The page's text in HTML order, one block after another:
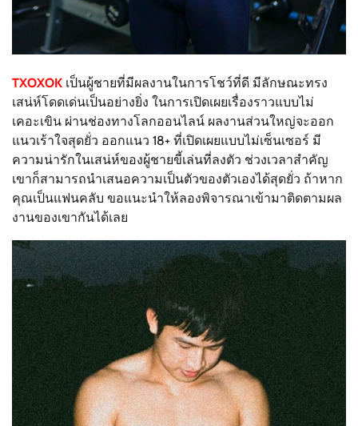
TXOXOK เป็นผู้ชายที่มีผลงานในการโชว์ที่ดี มีลักษณะทรง
เสน่ห์โดดเด่นเป็นอย่างยิ่ง ในการเปิดเผยเรื่องราวแบบไม่
เคอะเขิน ผ่านช่องทางโลกออนไลน์ ผลงานส่วนใหญ่จะออก
แนวเร้าใจสุดยั่ว ออกแนว 18+ ที่เปิดเผยแบบไม่เซ็นเซอร์ มี
ความน่ารักในเสน่ห์ของผู้ชายขี้เล่นที่ลงตัว ช่วงเวลาสำคัญ
เขาก็สามารถนำเสนอความเป็นตัวของตัวเองได้สุดยั่ว ถ้าหาก
คุณเป็นแฟนคลับ ขอแนะนำให้ลองพิจารณาเข้ามาติดตามผล
งานของเขากันได้เลย